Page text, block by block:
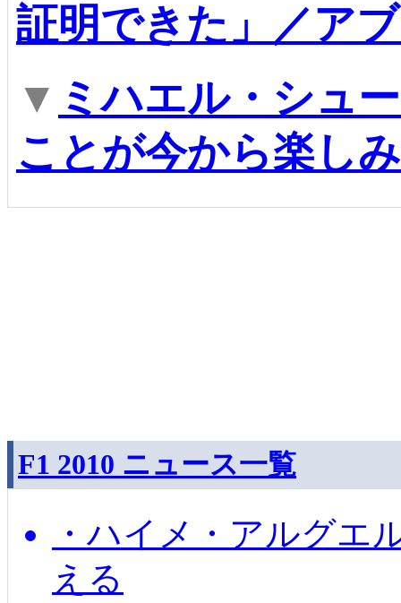
証明できた」／ア
▼ ミハエル・シュ
ことが今から楽し
F1 2010 ニュース一覧
・ハイメ・アルグエ
える